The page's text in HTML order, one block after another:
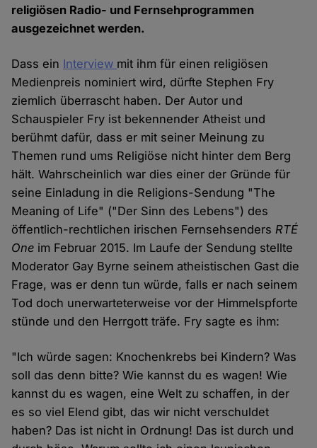
religiösen Radio- und Fernsehprogrammen
ausgezeichnet werden.
Dass ein Interview mit ihm für einen religiösen
Medienpreis nominiert wird, dürfte Stephen Fry
ziemlich überrascht haben. Der Autor und
Schauspieler Fry ist bekennender Atheist und
berühmt dafür, dass er mit seiner Meinung zu
Themen rund ums Religiöse nicht hinter dem Berg
hält. Wahrscheinlich war dies einer der Gründe für
seine Einladung in die Religions-Sendung "The
Meaning of Life" ("Der Sinn des Lebens") des
öffentlich-rechtlichen irischen FernsehsendersRTÉ
One im Februar 2015. Im Laufe der Sendung stellte
Moderator Gay Byrne seinem atheistischen Gast die
Frage, was er denn tun würde, falls er nach seinem
Tod doch unerwarteterweise vor der Himmelspforte
stünde und den Herrgott träfe. Fry sagte es ihm:
"Ich würde sagen: Knochenkrebs bei Kindern? Was
soll das denn bitte? Wie kannst du es wagen! Wie
kannst du es wagen, eine Welt zu schaffen, in der
es so viel Elend gibt, das wir nicht verschuldet
haben? Das ist nicht in Ordnung! Das ist durch und